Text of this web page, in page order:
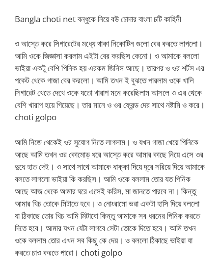
Bangla choti net বন্ধুকে নিয়ে বউ চোদার বাংলা চটি কাহিনী
ও আস্তে করে সিগারেটের মধ্যে থাকা নিকোটিন গুলো বের করতে লাগলো।
আমি ওকে জিজ্ঞাসা করলাম এইটা বের করছিস কেনো। ও আমাকে বললো
ভাইয়া একটু বেশি পিনিক হয় এরকম জিনিস আছে। তারপর ও ওর শর্টস এর
পকেট থেকে গাজা বের করলো। আমি তখন ই বুঝতে পারলাম ওকে খালি
সিগারেট খেতে দেখে ওকে যতো খারাপ মনে করেছিলাম আসলে ও এর থেকে
বেশি খারাপ হয়ে গিয়েছে। তার মানে ও ওর ফ্রেন্ড দের সাথে নষ্টামি ও করে।
choti golpo
আমি নিজে থেকেই ওর সুযোগ নিতে লাগলাম। ও যখন গাজা খেয়ে পিনিকে
আছে আমি তখন ওর কোমোড় ধরে আস্তে করে আমার কাছে নিয়ে এসে ওর
দুধে হাত দেই। ও সাথে সাথে আমাকে ধাক্কা দিয়ে দূরে সরিয়ে দিয়ে আমাকে
বলতে লাগলো ভাইয়া কি করছিস। আমি ওকে বললাম তোর যত পিনিক
আছে আজ থেকে আমার ঘরে এসেই করিস, মা জানতে পারবে না। কিন্তু
আমার খিচ তোকে মিটাতে হবে। ও নোংরামো ভরা একটা হাসি দিয়ে বললো
যা ঠিকাছে তোর খিচ আমি মিটাবো কিন্তু আমাকে সব ধরনের পিনিক করতে
দিতে হবে। আমার যখন যেটা লাগবে সেটা তোকে দিতে হবে। আমি তখন
ওকে বললাম তোর এখন সব কিছু কে দেয়। ও বললো ঠিকাছে ভাইয়া যা
করতে চাও করতে পারো। choti golpo